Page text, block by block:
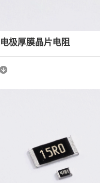
极厚膜晶片电阻